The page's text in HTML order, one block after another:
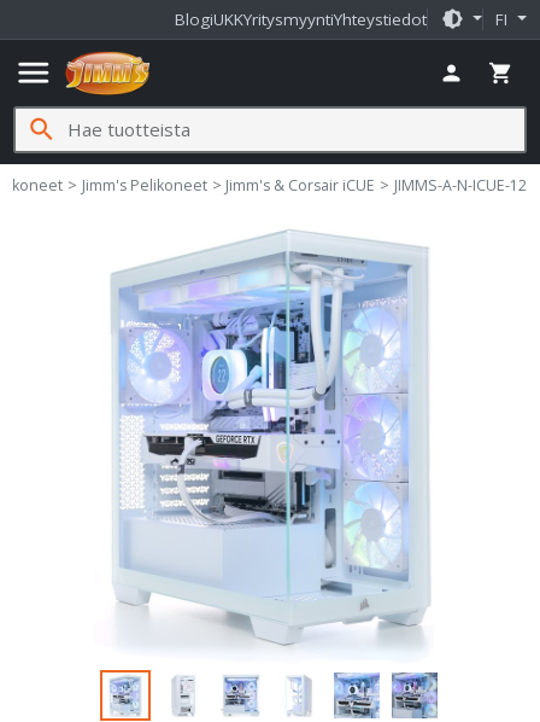
BlogiUKKYritysmyyntiYhteystiedot brightness_medium FI
menu person shopping_cart
search
Jimm's Pelikoneet Jimm's & Corsair iCUE JIMMS-A-N-ICUE-12